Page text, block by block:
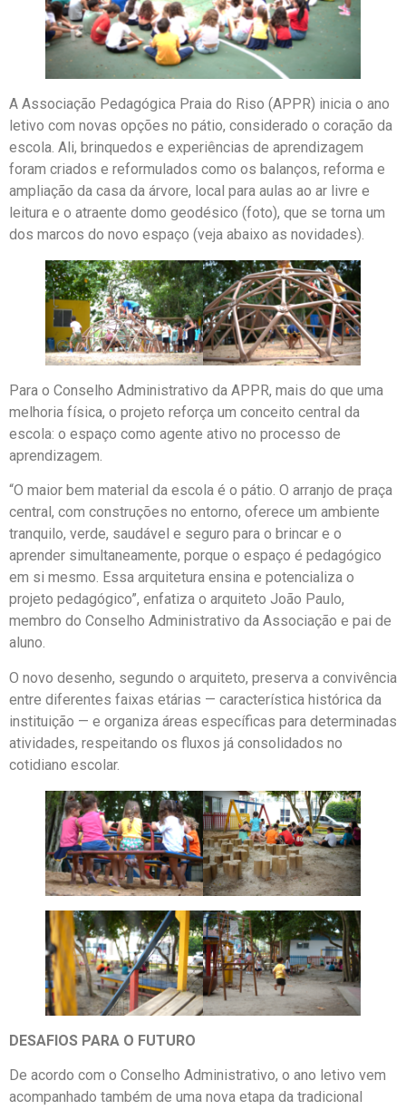
A Associação Pedagógica Praia do Riso (APPR) inicia o ano
letivo com novas opções no pátio, considerado o coração da
escola. Ali, brinquedos e experiências de aprendizagem
foram criados e reformulados como os balanços, reforma e
ampliação da casa da árvore, local para aulas ao ar livre e
leitura e o atraente domo geodésico (foto), que se torna um
dos marcos do novo espaço (veja abaixo as novidades).
Para o Conselho Administrativo da APPR, mais do que uma
melhoria física, o projeto reforça um conceito central da
escola: o espaço como agente ativo no processo de
aprendizagem.
“O maior bem material da escola é o pátio. O arranjo de praça
central, com construções no entorno, oferece um ambiente
tranquilo, verde, saudável e seguro para o brincar e o
aprender simultaneamente, porque o espaço é pedagógico
em si mesmo. Essa arquitetura ensina e potencializa o
projeto pedagógico”, enfatiza o arquiteto João Paulo,
membro do Conselho Administrativo da Associação e pai de
aluno.
O novo desenho, segundo o arquiteto, preserva a convivência
entre diferentes faixas etárias — característica histórica da
instituição — e organiza áreas específicas para determinadas
atividades, respeitando os fluxos já consolidados no
cotidiano escolar.
DESAFIOS PARA O FUTURO
De acordo com o Conselho Administrativo, o ano letivo vem
acompanhado também de uma nova etapa da tradicional